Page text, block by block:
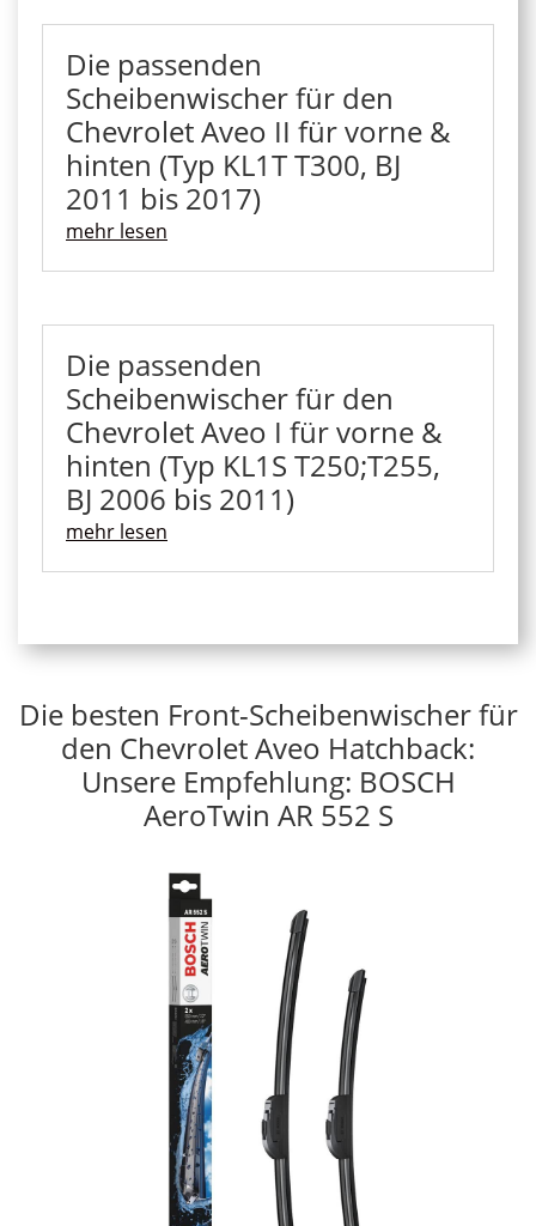
Die passenden
Scheibenwischer für den
Chevrolet Aveo II für vorne &
hinten (Typ KL1T T300, BJ
2011 bis 2017)
mehr lesen
Die passenden
Scheibenwischer für den
Chevrolet Aveo I für vorne &
hinten (Typ KL1S T250;T255,
BJ 2006 bis 2011)
mehr lesen
Die besten Front-Scheibenwischer für
den Chevrolet Aveo Hatchback:
Unsere Empfehlung: BOSCH
AeroTwin AR 552 S